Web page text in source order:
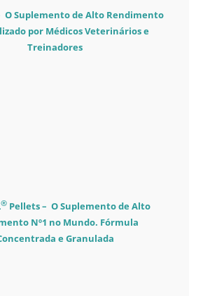
O Suplemento de Alto Rendimento
por Médicos Veterinários e
Treinadores
®Pellets – O Suplemento de Alto
Nº1 no Mundo. Fórmula
e Granulada